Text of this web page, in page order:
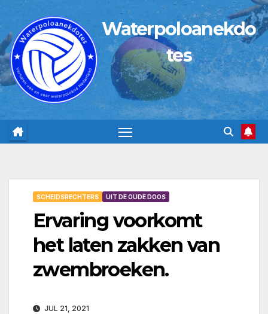
naar
de
inhoud
Waterpoloanekdo
tes
SCHEIDSRECHTERS UIT DE OUDE DOOS
Ervaring voorkomt
het laten zakken van
zwembroeken.
JUL 21, 2021